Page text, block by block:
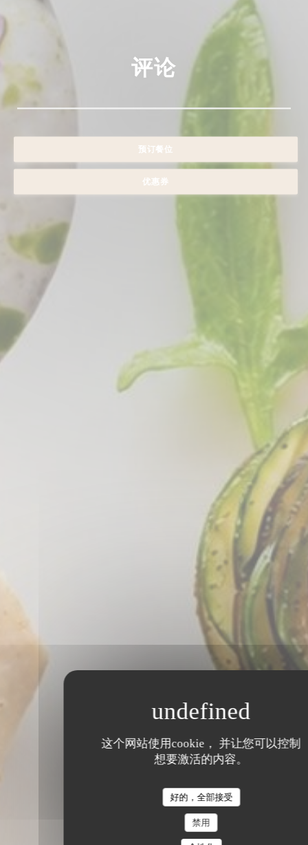
这个网站使用cookie， 并让您可以控制
想要激活的内容。
好的，全部接受
禁用
评论
预订餐位
优惠券